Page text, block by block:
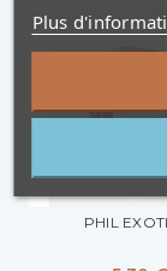
PHIL
Plus